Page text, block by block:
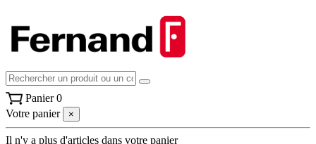
Panier 0
Votre panier
×
Il n'y a plus d'articles dans votre panier